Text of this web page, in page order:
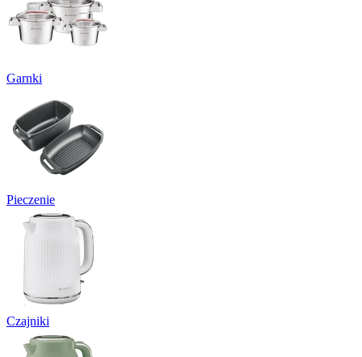
Garnki
Pieczenie
Czajniki